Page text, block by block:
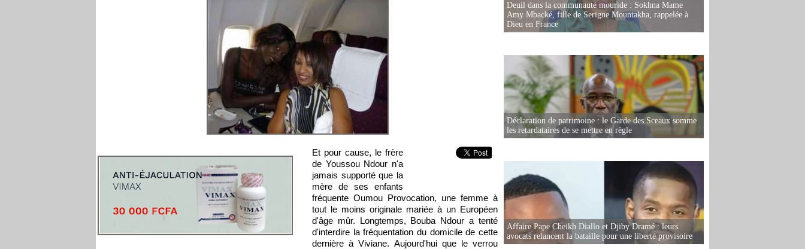
Et pour cause, le frère
de Youssou Ndour n'a
jamais supporté que la
mère de ses enfants
fréquente Oumou Provocation, une femme à
tout le moins originale mariée à un Européen
d'âge mûr. Longtemps, Bouba Ndour a tenté
d'interdire la fréquentation du domicile de cette
dernière à Viviane. Aujourd'hui que le verrou
Deuil dans la communauté mouride : Sokhna Mame
Amy Mbacké, fille de Serigne Mountakha, rappelée à
Dieu en France
Déclaration de patrimoine : le Garde des Sceaux somme
les retardataires de se mettre en règle
Affaire Pape Cheikh Diallo et Djiby Dramé : leurs
avocats relancent la bataille pour une liberté provisoire